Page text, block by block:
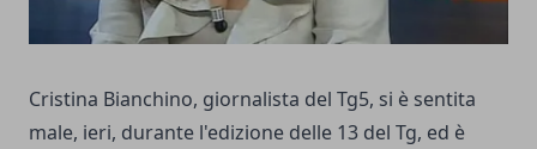
Cristina Bianchino, giornalista del Tg5, si è sentita
male, ieri, durante l'edizione delle 13 del Tg, ed è